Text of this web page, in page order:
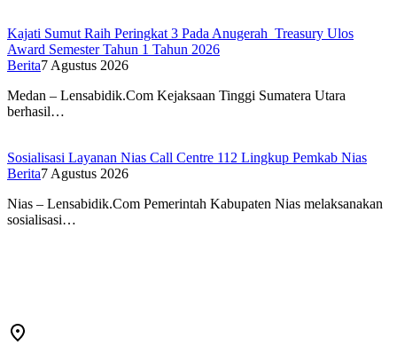
Kajati Sumut Raih Peringkat 3 Pada Anugerah Treasury Ulos
Award Semester Tahun 1 Tahun 2026
Berita7 Agustus 2026
Medan – Lensabidik.Com Kejaksaan Tinggi Sumatera Utara
berhasil…
Sosialisasi Layanan Nias Call Centre 112 Lingkup Pemkab Nias
Berita7 Agustus 2026
Nias – Lensabidik.Com Pemerintah Kabupaten Nias melaksanakan
sosialisasi…